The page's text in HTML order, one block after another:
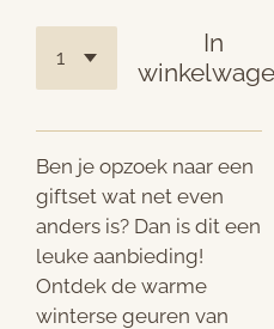
In
Ben je opzoek naar een
giftset wat net even
anders is? Dan is dit een
leuke aanbieding!
Ontdek de warme
winterse geuren van